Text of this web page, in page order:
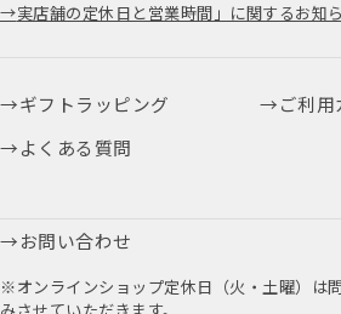
実店舗の定休日と営業時間」に関するお知
ギフトラッピング
ご利用
よくある質問
お問い合わせ
※オンラインショップ定休日（火・土曜）は